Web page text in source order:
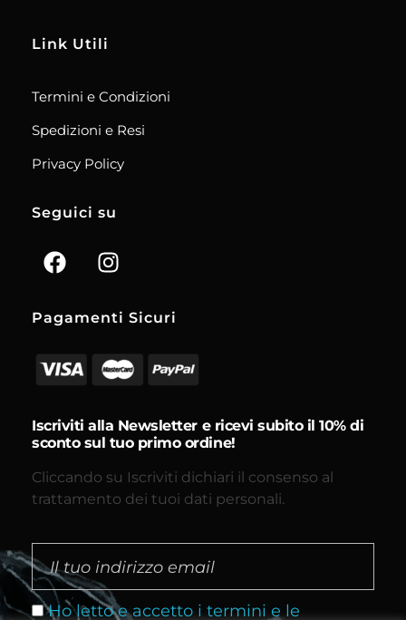
Link Utili
Termini e Condizioni
Spedizioni e Resi
Privacy Policy
Seguici su
Pagamenti Sicuri
Iscriviti alla Newsletter e ricevi subito il 10% di
sconto sul tuo primo ordine!
Cliccando su Iscriviti dichiari il consenso al
trattamento dei tuoi dati personali.
Ho letto e accetto i termini e le